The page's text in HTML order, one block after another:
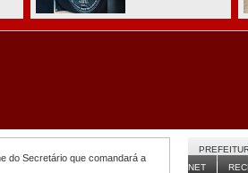
do Secretário que comandará a
NET